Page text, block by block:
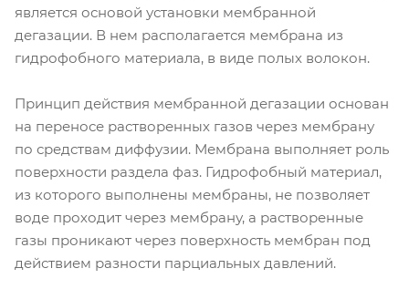
является основой установки мембранной
дегазации. В нем располагается мембрана из
гидрофобного материала, в виде полых волокон.
Принцип действия мембранной дегазации основан
на переносе растворенных газов через мембрану
по средствам диффузии. Мембрана выполняет роль
поверхности раздела фаз. Гидрофобный материал,
из которого выполнены мембраны, не позволяет
воде проходит через мембрану, а растворенные
газы проникают через поверхность мембран под
действием разности парциальных давлений.